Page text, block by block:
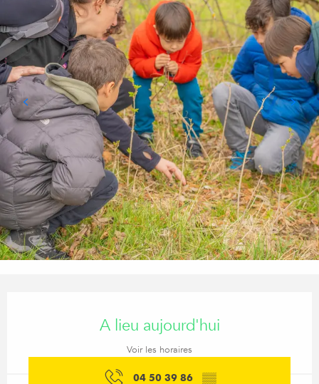
A lieu aujourd'hui
Voir les horaires
04 50 39 86 ▒▒